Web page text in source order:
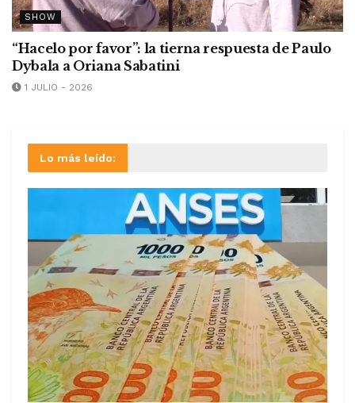
SHOW
“Hacelo por favor”: la tierna respuesta de Paulo
Dybala a Oriana Sabatini
1 JULIO - 2026
Lo más leído: